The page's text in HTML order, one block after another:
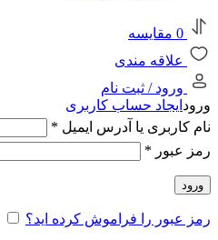
0 مقایسه
علاقه مندی
ورود / ثبت نام
ورود ایجاد حساب کاربری
نام کاربری یا آدرس ایمیل *
رمز عبور *
ورود
رمز عبور را فراموش کرده اید؟